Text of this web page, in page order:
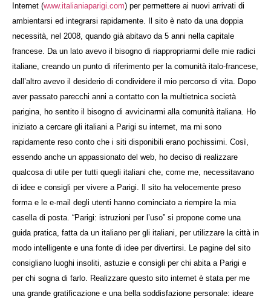
Internet (www.italianiaparigi.com) per permettere ai nuovi arrivati di
ambientarsi ed integrarsi rapidamente. Il sito è nato da una doppia
necessità, nel 2008, quando già abitavo da 5 anni nella capitale
francese. Da un lato avevo il bisogno di riappropriarmi delle mie radici
italiane, creando un punto di riferimento per la comunità italo-francese,
dall’altro avevo il desiderio di condividere il mio percorso di vita. Dopo
aver passato parecchi anni a contatto con la multietnica società
parigina, ho sentito il bisogno di avvicinarmi alla comunità italiana. Ho
iniziato a cercare gli italiani a Parigi su internet, ma mi sono
rapidamente reso conto che i siti disponibili erano pochissimi. Così,
essendo anche un appassionato del web, ho deciso di realizzare
qualcosa di utile per tutti quegli italiani che, come me, necessitavano
di idee e consigli per vivere a Parigi. Il sito ha velocemente preso
forma e le e-mail degli utenti hanno cominciato a riempire la mia
casella di posta. “Parigi: istruzioni per l’uso” si propone come una
guida pratica, fatta da un italiano per gli italiani, per utilizzare la città in
modo intelligente e una fonte di idee per divertirsi. Le pagine del sito
consigliano luoghi insoliti, astuzie e consigli per chi abita a Parigi e
per chi sogna di farlo. Realizzare questo sito internet è stata per me
una grande gratificazione e una bella soddisfazione personale: ideare